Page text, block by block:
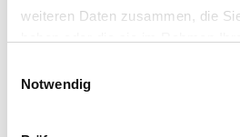
weiteren Daten zusammen, die
Cookies, wenn Sie unsere
Notwendig